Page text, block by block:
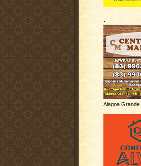
.
Alagoa Grande